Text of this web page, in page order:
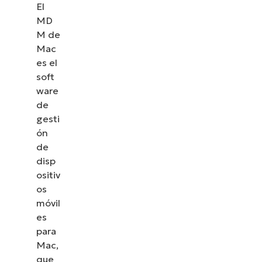
El
MD
M de
Mac
es el
soft
ware
de
gesti
ón
de
disp
ositiv
os
móvil
es
para
Mac,
que